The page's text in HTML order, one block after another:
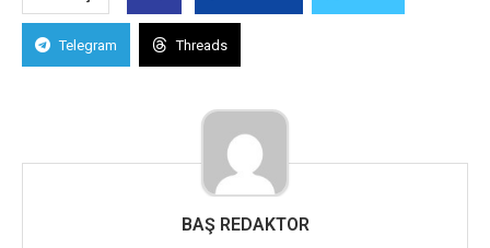
Telegram Threads
BAŞ REDAKTOR